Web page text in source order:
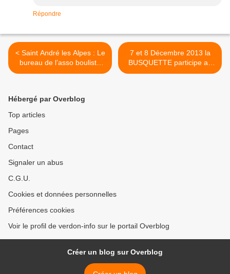
Répondre
< Saint André les Alpes : Le
bureau de l’asso bouliste
change de mains !
7 et 8 Décembre 2013 la
BUSQUETTE participe au
Téléthon >
Hébergé par Overblog
Top articles
Pages
Contact
Signaler un abus
C.G.U.
Cookies et données personnelles
Préférences cookies
Voir le profil de verdon-info sur le portail Overblog
Créer un blog sur Overblog